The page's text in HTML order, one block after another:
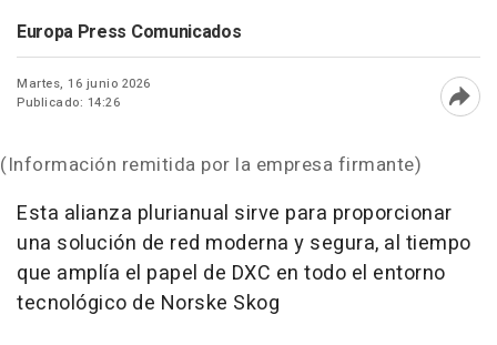
Europa Press Comunicados
Martes, 16 junio 2026
Publicado: 14:26
(Información remitida por la empresa firmante)
Esta alianza plurianual sirve para proporcionar
una solución de red moderna y segura, al tiempo
que amplía el papel de DXC en todo el entorno
tecnológico de Norske Skog